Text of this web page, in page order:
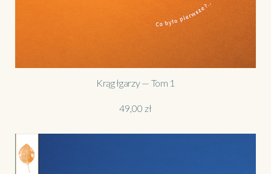
Krąg łgarzy — Tom 1
49,00 zł